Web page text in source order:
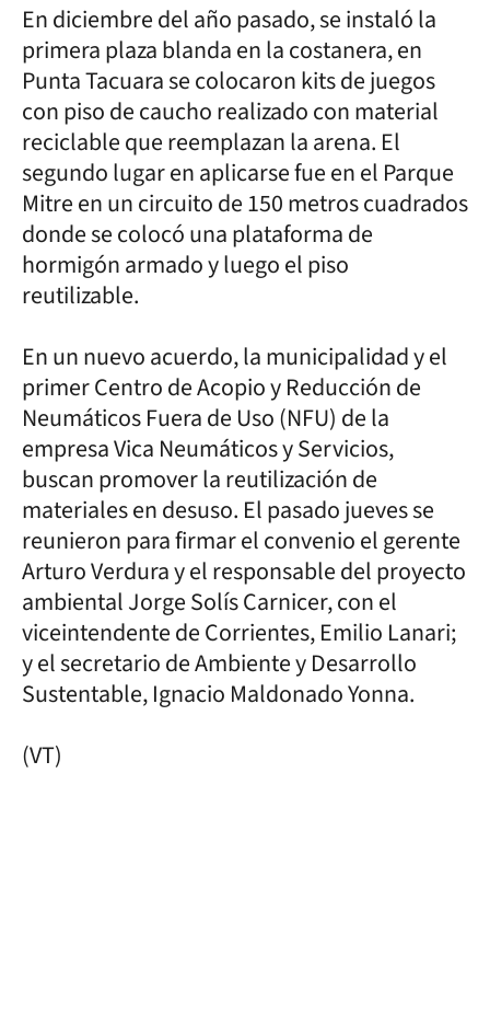
En diciembre del año pasado, se instaló la
primera plaza blanda en la costanera, en
Punta Tacuara se colocaron kits de juegos
con piso de caucho realizado con material
reciclable que reemplazan la arena. El
segundo lugar en aplicarse fue en el Parque
Mitre en un circuito de 150 metros cuadrados
donde se colocó una plataforma de
hormigón armado y luego el piso
reutilizable.
En un nuevo acuerdo, la municipalidad y el
primer Centro de Acopio y Reducción de
Neumáticos Fuera de Uso (NFU) de la
empresa Vica Neumáticos y Servicios,
buscan promover la reutilización de
materiales en desuso. El pasado jueves se
reunieron para firmar el convenio el gerente
Arturo Verdura y el responsable del proyecto
ambiental Jorge Solís Carnicer, con el
viceintendente de Corrientes, Emilio Lanari;
y el secretario de Ambiente y Desarrollo
Sustentable, Ignacio Maldonado Yonna.
(VT)